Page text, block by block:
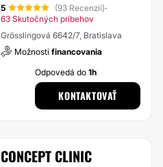
5 (93 Recenzií)·
63 Skutočných príbehov
Grösslingová 6642/7, Bratislava
Možnosti financovania
Odpovedá do1h
KONTAKTOVAŤ
CONCEPT CLINIC